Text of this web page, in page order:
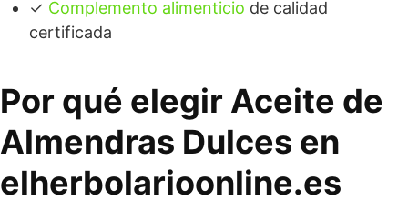
✓ Complemento alimenticio de calidad
certificada
Por qué elegir Aceite de
Almendras Dulces en
elherbolarioonline.es